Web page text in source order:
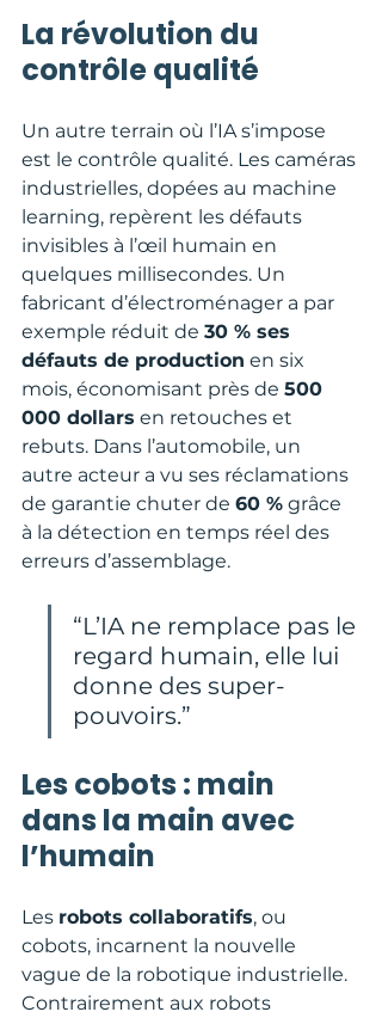
La révolution du
contrôle qualité
Un autre terrain où l’IA s’impose
est le contrôle qualité. Les caméras
industrielles, dopées au machine
learning, repèrent les défauts
invisibles à l’œil humain en
quelques millisecondes. Un
fabricant d’électroménager a par
exemple réduit de 30 % ses
défauts de production en six
mois, économisant près de 500
000 dollars en retouches et
rebuts. Dans l’automobile, un
autre acteur a vu ses réclamations
de garantie chuter de 60 % grâce
à la détection en temps réel des
erreurs d’assemblage.
“L’IA ne remplace pas le
regard humain, elle lui
donne des super-
pouvoirs.”
Les cobots : main
dans la main avec
l’humain
Les robots collaboratifs, ou
cobots, incarnent la nouvelle
vague de la robotique industrielle.
Contrairement aux robots